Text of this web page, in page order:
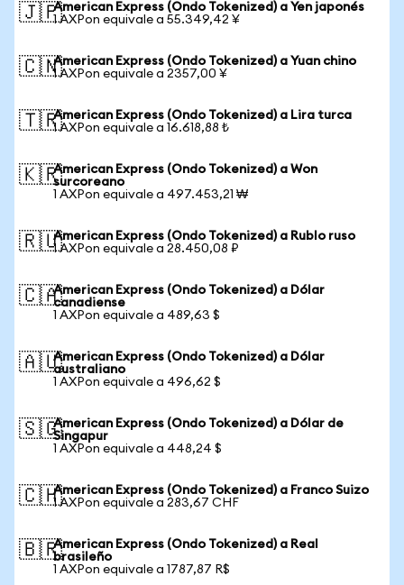
🇯🇵American Express (Ondo Tokenized) a Yen japonés
1 AXPon equivale a 55.349,42 ¥
🇨🇳American Express (Ondo Tokenized) a Yuan chino
1 AXPon equivale a 2357,00 ¥
🇹🇷American Express (Ondo Tokenized) a Lira turca
1 AXPon equivale a 16.618,88 ₺
🇰🇷American Express (Ondo Tokenized) a Won
surcoreano
1 AXPon equivale a 497.453,21 ₩
🇷🇺American Express (Ondo Tokenized) a Rublo ruso
1 AXPon equivale a 28.450,08 ₽
🇨🇦American Express (Ondo Tokenized) a Dólar
canadiense
1 AXPon equivale a 489,63 $
🇦🇺American Express (Ondo Tokenized) a Dólar
australiano
1 AXPon equivale a 496,62 $
🇸🇬American Express (Ondo Tokenized) a Dólar de
Singapur
1 AXPon equivale a 448,24 $
🇨🇭American Express (Ondo Tokenized) a Franco Suizo
1 AXPon equivale a 283,67 CHF
🇧🇷American Express (Ondo Tokenized) a Real
brasileño
1 AXPon equivale a 1787,87 R$